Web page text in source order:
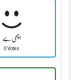
اچھی ہے
0 Votes